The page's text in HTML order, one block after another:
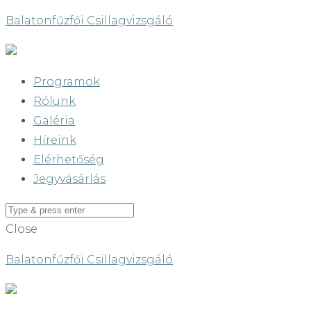
Balatonfűzfői Csillagvizsgáló
Programok
Rólunk
Galéria
Híreink
Elérhetőség
Jegyvásárlás
Close
Balatonfűzfői Csillagvizsgáló